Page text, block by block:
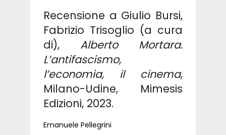
Recensione a Giulio Bursi,
Fabrizio Trisoglio (a cura
di), Alberto Mortara.
L’antifascismo,
l’economia, il cinema,
Milano-Udine, Mimesis
Edizioni, 2023.
Emanuele Pellegrini